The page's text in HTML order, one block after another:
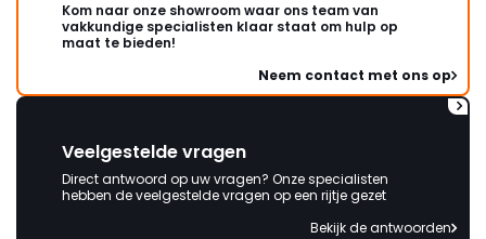
Kom naar onze showroom waar ons team van
vakkundige specialisten klaar staat om hulp op
maat te bieden!
Neem contact met ons op
Veelgestelde vragen
Direct antwoord op uw vragen? Onze specialisten
hebben de veelgestelde vragen op een rijtje gezet
Bekijk de antwoorden